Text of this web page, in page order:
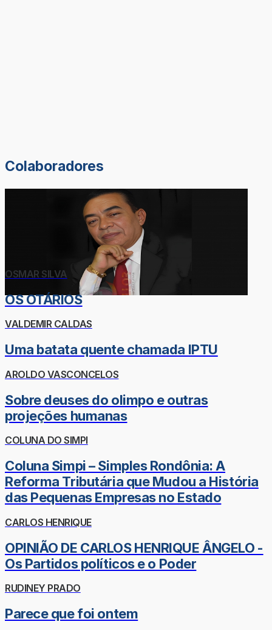
Colaboradores
OSMAR SILVA
OS OTÁRIOS
VALDEMIR CALDAS
Uma batata quente chamada IPTU
AROLDO VASCONCELOS
Sobre deuses do olimpo e outras
projeções humanas
COLUNA DO SIMPI
Coluna Simpi – Simples Rondônia: A
Reforma Tributária que Mudou a História
das Pequenas Empresas no Estado
CARLOS HENRIQUE
OPINIÃO DE CARLOS HENRIQUE ÂNGELO -
Os Partidos políticos e o Poder
RUDINEY PRADO
Parece que foi ontem